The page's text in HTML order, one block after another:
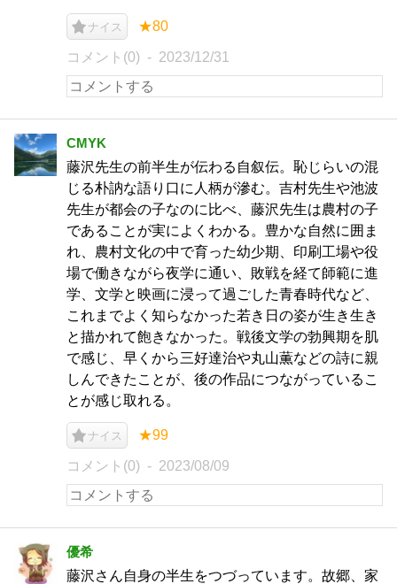
ナイス ★80
コメント(0) 2023/12/31
CMYK
藤沢先生の前半生が伝わる自叙伝。恥じらいの混
じる朴訥な語り口に人柄が滲む。吉村先生や池波
先生が都会の子なのに比べ、藤沢先生は農村の子
であることが実によくわかる。豊かな自然に囲ま
れ、農村文化の中で育った幼少期、印刷工場や役
場で働きながら夜学に通い、敗戦を経て師範に進
学、文学と映画に浸って過ごした青春時代など、
これまでよく知らなかった若き日の姿が生き生き
と描かれて飽きなかった。戦後文学の勃興期を肌
で感じ、早くから三好達治や丸山薫などの詩に親
しんできたことが、後の作品につながっているこ
とが感じ取れる。
ナイス ★99
コメント(0) 2023/08/09
優希
藤沢さん自身の半生をつづっています。故郷、家